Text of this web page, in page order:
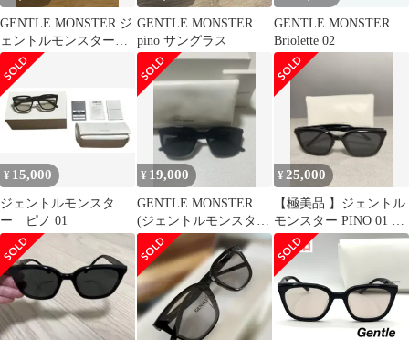
GENTLE MONSTER ジ
ェントルモンスター
PINO-01
GENTLE MONSTER
pino サングラス
GENTLE MONSTER
Briolette 02
¥ 15,000
ジェントルモンスタ
ー ピノ 01
¥ 19,000
GENTLE MONSTER
(ジェントルモンスタ
ー) -PINO 01
¥25,000
【極美品 】ジェントル
モンスター PINO 01 サ
ングラス 黒 完売品
BTS